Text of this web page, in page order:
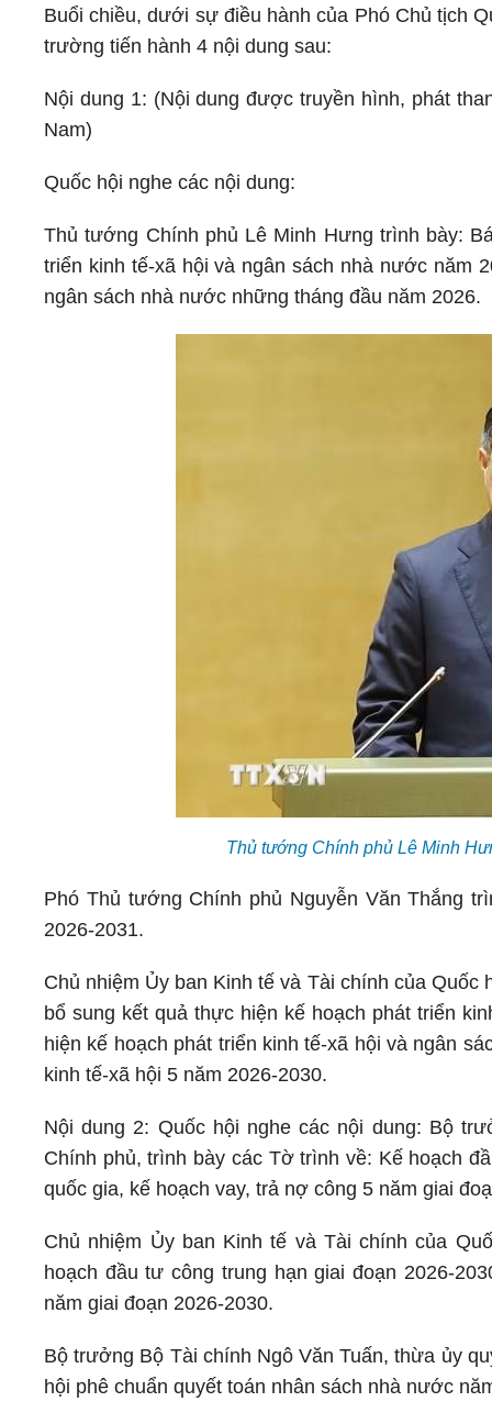
Buổi chiều, dưới sự điều hành của Phó Chủ tịch
trường tiến hành 4 nội dung sau:
Nội dung 1: (Nội dung được truyền hình, phát
Nam)
Quốc hội nghe các nội dung:
Thủ tướng Chính phủ Lê Minh Hưng trình bày:
triển kinh tế-xã hội và ngân sách nhà nước năm
ngân sách nhà nước những tháng đầu năm 2026.
Thủ tướng Chính phủ Lê Minh
Phó Thủ tướng Chính phủ Nguyễn Văn Thắng
2026-2031.
Chủ nhiệm Ủy ban Kinh tế và Tài chính của
bổ sung kết quả thực hiện kế hoạch phát triển
hiện kế hoạch phát triển kinh tế-xã hội và ngân
kinh tế-xã hội 5 năm 2026-2030.
Nội dung 2: Quốc hội nghe các nội dung: Bộ
Chính phủ, trình bày các Tờ trình về: Kế hoạch
quốc gia, kế hoạch vay, trả nợ công 5 năm giai
Chủ nhiệm Ủy ban Kinh tế và Tài chính của
hoạch đầu tư công trung hạn giai đoạn 2026-
năm giai đoạn 2026-2030.
Bộ trưởng Bộ Tài chính Ngô Văn Tuấn, thừa ủy
hội phê chuẩn quyết toán nhân sách nhà nước